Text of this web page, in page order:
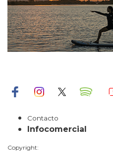
Contacto
Infocomercial
Copyright: